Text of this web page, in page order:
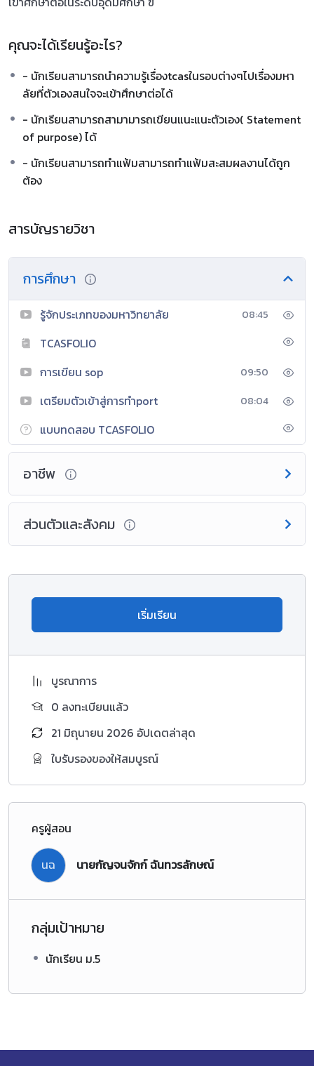
คุณจะได้เรียนรู้อะไร?
- นักเรียนสามารถนำความรู้เรื่องtcasในรอบต่างๆไปเรื่องมหา
ลัยที่ตัวเองสนใจจะเข้าศึกษาต่อได้
- นักเรียนสามารถสามามารถเขียนแนะแนะตัวเอง( Statement
of purpose) ได้
- นักเรียนสามารถทำแฟ้มสามารถทำแฟ้มสะสมผลงานได้ถูก
ต้อง
สารบัญรายวิชา
การศึกษา
รู้จักประเภทของมหาวิทยาลัย 08:45
TCASFOLIO
การเขียน sop
09:50
เตรียมตัวเข้าสู่การทำport 08:04
แบบทดสอบ TCASFOLIO
อาชีพ
ส่วนตัวและสังคม
เริ่มเรียน
บูรณาการ
0 ลงทะเบียนแล้ว
21 มิถุนายน 2026 อัปเดตล่าสุด
ใบรับรองของให้สมบูรณ์
ครูผู้สอน
นฉ นายกัญจนจักก์ ฉันทวรลักษณ์
กลุ่มเป้าหมาย
นักเรียน ม.5